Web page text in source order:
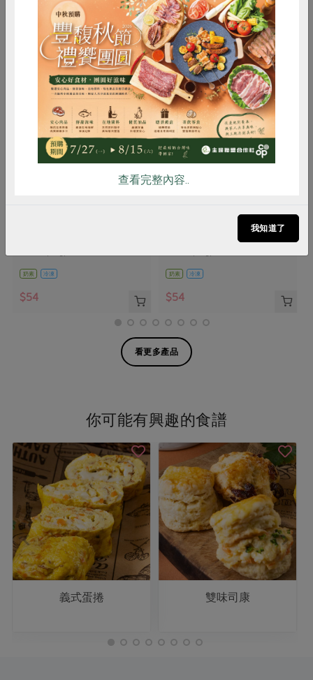
你可能有興趣的產品
奶素 冷凍
$54
原味鮮乳冰淇淋(四方)-64g
奶素 冷凍
$54
看更多產品
你可能有興趣的食譜
義式蛋捲 雙味司康
惜食 RPET 食譜 減硝酸鹽
雞蛋 食安 共同購買
查看完整內容..
我知道了